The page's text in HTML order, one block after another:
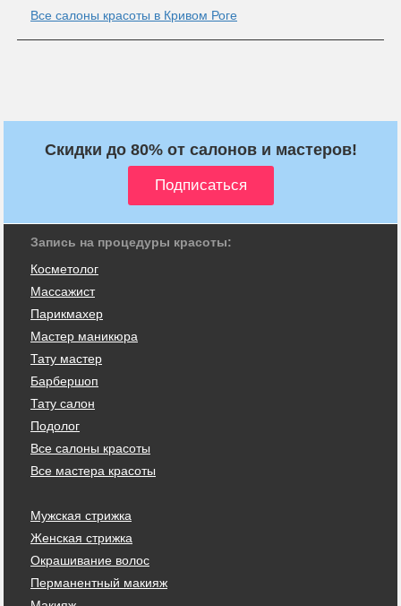
Все салоны красоты в Кривом Роге
Скидки до 80% от салонов и мастеров!
Запись на процедуры красоты:
Косметолог
Массажист
Парикмахер
Мастер маникюра
Тату мастер
Барбершоп
Тату салон
Подолог
Все салоны красоты
Все мастера красоты
Мужская стрижка
Женская стрижка
Окрашивание волос
Перманентный макияж